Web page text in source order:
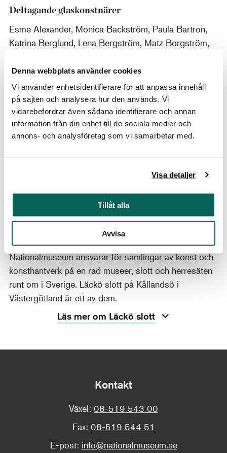
Denna webbplats använder cookies
Vi använder enhetsidentifierare för att anpassa innehåll
på sajten och analysera hur den används. Vi
vidarebefordrar även sådana identifierare och annan
information från din enhet till de sociala medier och
annons- och analysföretag som vi samarbetar med.
Visa detaljer
Tillåt alla
Avvisa
Deltagande glaskonstnärer
Esme Alexander, Monica Backström, Paula Bartron,
Katrina Berglund, Lena Bergström, Matz Borgström,
Dietman, Brita Flander, Ulla Forsell, Mafune Gonjo,
Paul Grähs, Lars Hellsten, Margareta Hennix, Ulrica
Hydman-Vallien, Erik Höglund, Annika Jarring, Ditte
Johansson, Åsa Jungnelius, Anna-Lena Kauppi,
Catharina Kippel, Matti Klenell, Simon Klenell,
Fredrika Linder, Agneta Linton, Mårten Medbo, Irina
Sundberg, Caroline Södergren, Eva Ullberg, Claes
Uvesten, Bertil Vallien, Ann Wolff, Ann Wåhlström
samt Catharina Åselius Lidbeck.
Läckö slott och Nationalmuseum
Nationalmuseum ansvarar för samlingar av konst och
konsthantverk på en rad museer, slott och herresäten
runt om i Sverige. Läckö slott på Kållandsö i
Västergötland är ett av dem.
Läs mer om Läckö slott
Kontakt
Växel: 08-519 543 00
Fax: 08-519 544 51
E-post: info@nationalmuseum.se